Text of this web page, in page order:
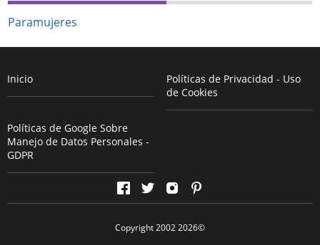
Paramujeres
Inicio
Políticas de Privacidad - Uso
de Cookies
Políticas de Google Sobre
Manejo de Datos Personales -
GDPR
Copyright 20022026©